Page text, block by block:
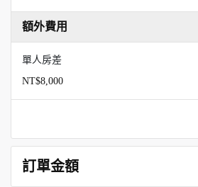
額外費用
單人房差
NT$8,000
訂單金額